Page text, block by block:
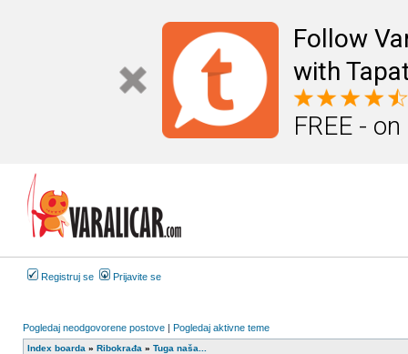
Follow
with
FREE -
Registruj se Prijavite se
Pogledaj neodgovorene postove | Pogledaj aktivne teme
Index boarda » Ribokrađa » Tuga naša...